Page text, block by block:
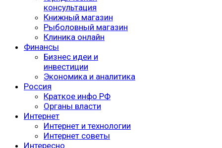
консультация
Книжный магазин
Рыболовный магазин
Клиника онлайн
Финансы
Бизнес идеи и
инвестиции
Экономика и аналитика
Россия
Краткое инфо РФ
Органы власти
Интернет
Интернет и технологии
Интернет советы
Интересно